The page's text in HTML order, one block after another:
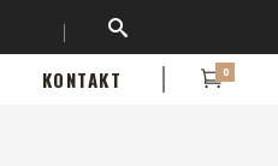
KONTAKT 0